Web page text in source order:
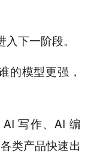
下一阶段。
的模型更强，
AI 写作、AI 编
类产品快速出